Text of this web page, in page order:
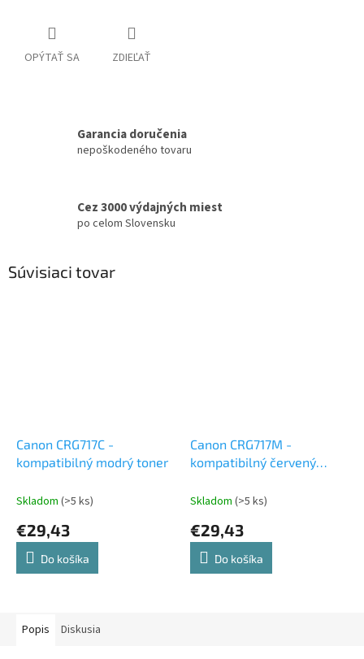
OPÝTAŤ SA ZDIEĽAŤ
Garancia doručenia
nepoškodeného tovaru
Cez 3000 výdajných miest
po celom Slovensku
Súvisiaci tovar
Canon CRG717C -
kompatibilný modrý toner
Skladom (>5 ks)
€29,43
Do košíka
Canon CRG717M -
kompatibilný červený
Skladom (>5 ks)
€29,43
Do košíka
Popis Diskusia